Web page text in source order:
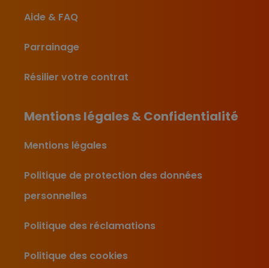
Aide & FAQ
Parrainage
Résilier votre contrat
Mentions légales & Confidentialité
Mentions légales
Politique de protection des données
personnelles
Politique des réclamations
Politique des cookies